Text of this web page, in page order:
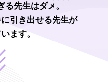
先生はダメ。
引き出せる先生が
ます。